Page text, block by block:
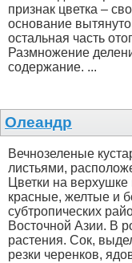
признак цветка –
основание
остальная часть
Размножение
содержание. ...
Олеандр
Вечнозеленые
листьями,
Цветки на верхушке
красные, желтые и
субтропических
Восточной Азии. В
растения. Сок,
резки черенков,